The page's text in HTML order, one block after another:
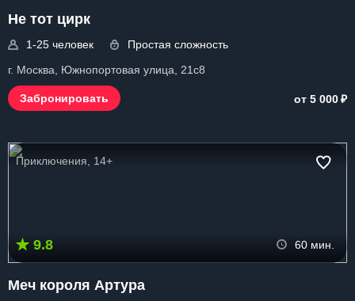
Не тот цирк
1-25 человек
Простая сложность
г. Москва, Южнопортовая улица, 21с8
Забронировать от 5 000₽
Приключения, 14+
9.8 60 мин.
Меч короля Артура